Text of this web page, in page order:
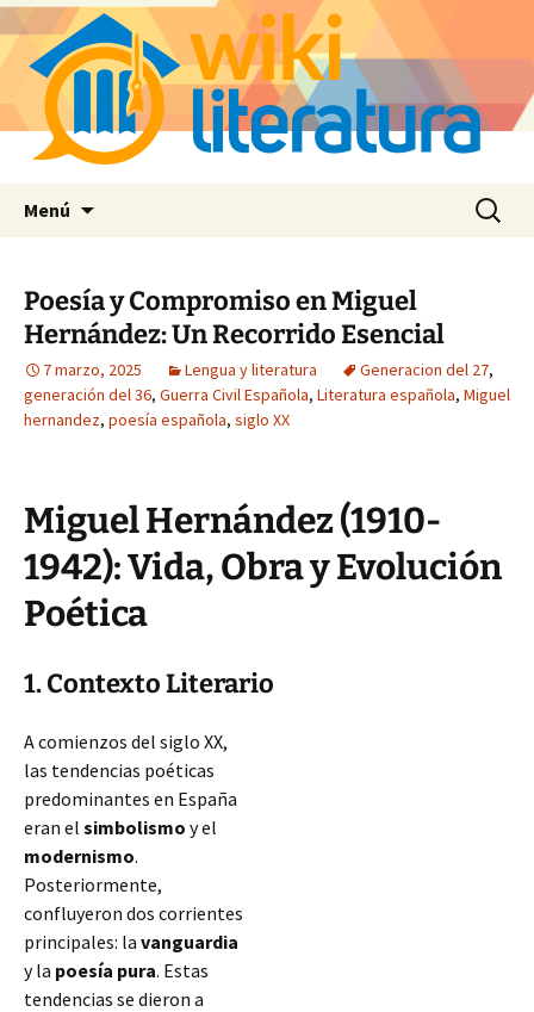
Menú Buscar:
Poesía y Compromiso en Miguel
Hernández: Un Recorrido Esencial
7 marzo, 2025 Lengua y literatura Generacion del 27,
generación del 36, Guerra Civil Española, Literatura española, Miguel
hernandez, poesía española, siglo XX
Miguel Hernández (1910-
1942): Vida, Obra y Evolución
Poética
1. Contexto Literario
A comienzos del siglo XX,
las tendencias poéticas
predominantes en España
eran el simbolismo y el
modernismo.
Posteriormente,
confluyeron dos corrientes
principales: la vanguardia
y la poesía pura. Estas
tendencias se dieron a